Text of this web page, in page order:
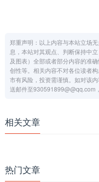
郑重声明：以上内容与本站立场
息，本站对其观点、判断保持中
及图表）全部或者部分内容的准
创性等。相关内容不对各位读者
市有风险，投资需谨慎。如对该
送邮件至930591899@@qq.com
相关文章
热门文章